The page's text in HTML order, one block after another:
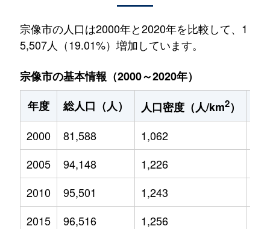
宗像市の人口は2000年と2020年を比較して、1
5,507人（19.01%）増加しています。
宗像市の基本情報（2000～2020年）
年度
総人口（人） 人口密度（人/km2）
2000
81,588 1,062
2005
94,148 1,226
2010
95,501 1,243
2015
96,516 1,256